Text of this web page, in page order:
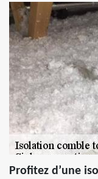
Profitez d’une